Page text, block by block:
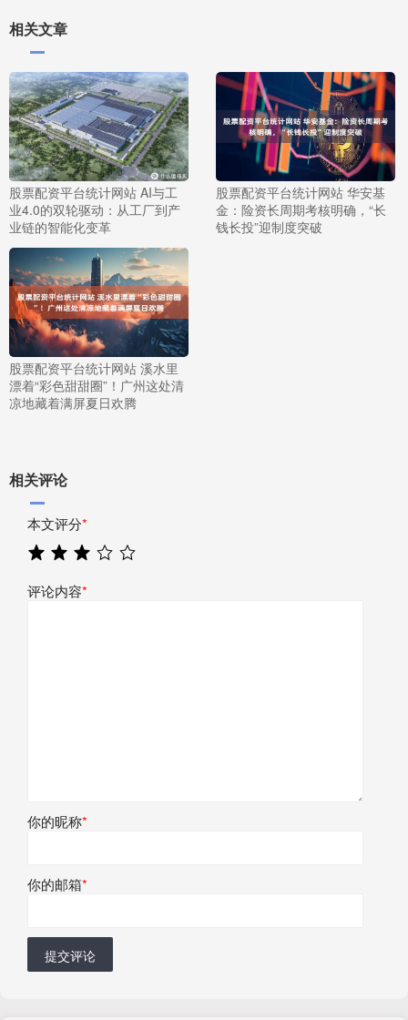
相关文章
股票配资平台统计网站 AI与工
业4.0的双轮驱动：从工厂到产
业链的智能化变革
股票配资平台统计网站 华安基
金：险资长周期考核明确，“长
钱长投”迎制度突破
股票配资平台统计网站 溪水里
漂着“彩色甜甜圈”！广州这处清
凉地藏着满屏夏日欢腾
相关评论
本文评分*
评论内容*
你的昵称*
你的邮箱*
提交评论